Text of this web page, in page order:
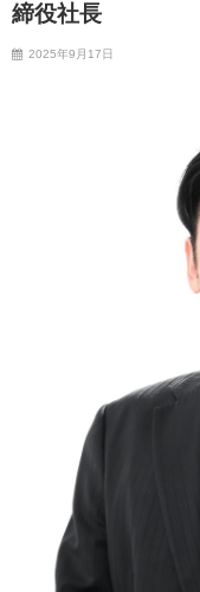
締役社長
2025年9月17日